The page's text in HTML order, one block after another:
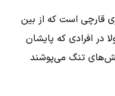
قارچی است که از بین
در افرادی که پایشان
تنگ می‌پوشند